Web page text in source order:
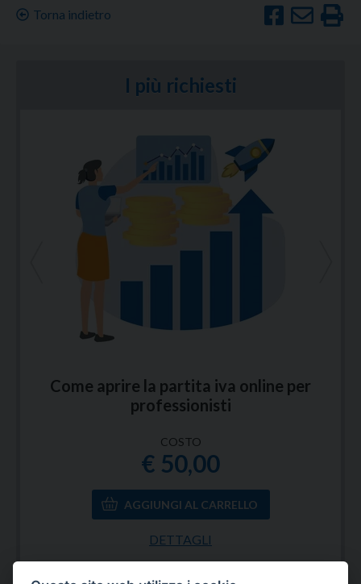
Torna indietro
I più richiesti
Come aprire la partita iva online per
professionisti
COSTO
€ 50,00
DETTAGLI